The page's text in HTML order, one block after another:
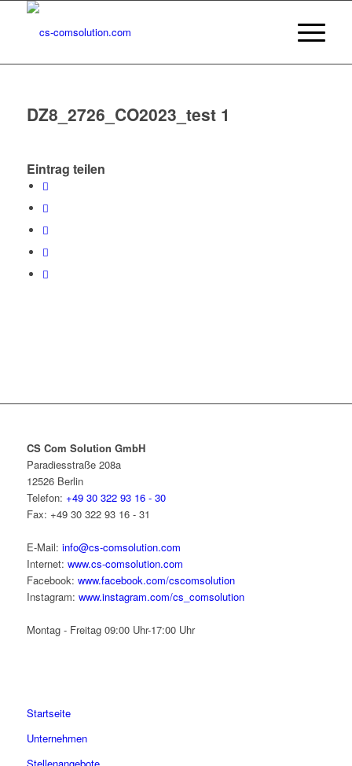
DZ8_2726_CO2023_test 1
Eintrag teilen
CS Com Solution GmbH
Paradiesstraße 208a
12526 Berlin
Telefon: +49 30 322 93 16 - 30
Fax: +49 30 322 93 16 - 31
E-Mail: info@cs-comsolution.com
Internet: www.cs-comsolution.com
Facebook: www.facebook.com/cscomsolution
Instagram: www.instagram.com/cs_comsolution
Montag - Freitag 09:00 Uhr-17:00 Uhr
Startseite
Unternehmen